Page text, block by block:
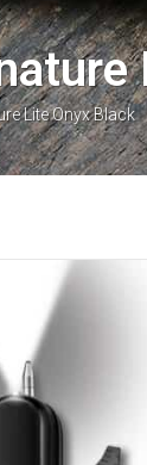
Lite Onyx Black